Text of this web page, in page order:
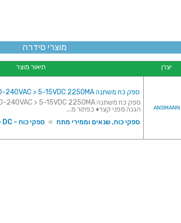
מוצרי סידרה
יצרן תיאור מוצר
ANSMANN
ספק כח משתנה 100-240VAC > 5-15VDC 2250MA
הגנה מפני קצר♦ כפתור מ...
ספקי כוח, שנאים וממירי מתח » ספקי כוח - AC > DC